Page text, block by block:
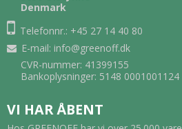
Denmark
Telefonnr.: +45 27 14 40 80
E-mail: info@greenoff.dk
CVR-nummer: 41399155
Bankoplysninger: 5148 0001001124
VI HAR ÅBENT